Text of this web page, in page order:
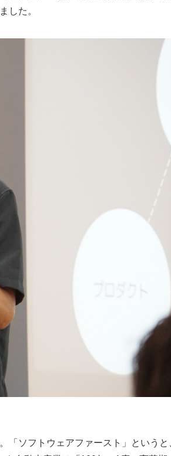
した。
ソフトウェアファースト」というと